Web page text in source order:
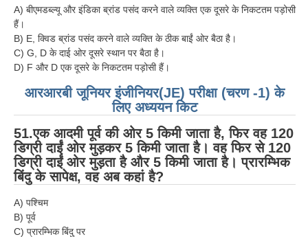
A) बीएमडब्ल्यू और इंडिका ब्रांड पसंद करने वाले व्यक्ति एक दूसरे के निकटतम पड़ोसी
हैं।
B) E, क्विड ब्रांड पसंद करने वाले व्यक्ति के ठीक बाईं ओर बैठा है।
C) G, D के दाई ओर दूसरे स्थान पर बैठा है।
D) F और D एक दूसरे के निकटतम पड़ोसी हैं।
आरआरबी जूनियर इंजीनियर(JE) परीक्षा (चरण -1) के
लिए अध्ययन किट
51.एक आदमी पूर्व की ओर 5 किमी जाता है, फिर वह 120
डिग्री दाईं ओर मुड़कर 5 किमी जाता है। वह फिर से 120
डिग्री दाईं ओर मुड़ता है और 5 किमी जाता है। प्रारम्भिक
बिंदु के सापेक्ष, वह अब कहां है?
A) पश्चिम
B) पूर्व
C) प्रारम्भिक बिंदु पर